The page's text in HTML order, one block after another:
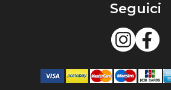
Seguici